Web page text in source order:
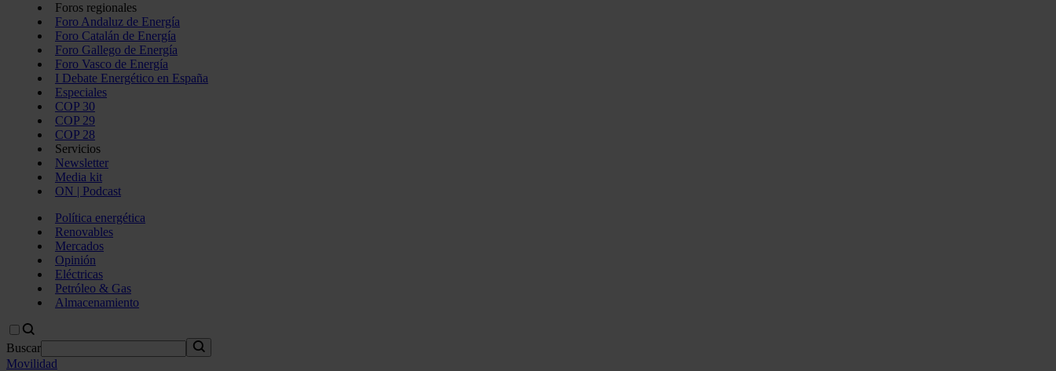
Foros regionales
Foro Andaluz de Energía
Foro Catalán de Energía
Foro Gallego de Energía
Foro Vasco de Energía
I Debate Energético en España
Especiales
COP 30
COP 29
COP 28
Servicios
Newsletter
Media kit
ON | Podcast
Política energética
Renovables
Mercados
Opinión
Eléctricas
Petróleo & Gas
Almacenamiento
Buscar
Movilidad